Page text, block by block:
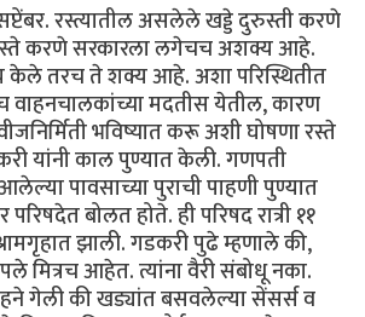
रस्त्यातील असलेले खड्डे दुरुस्ती करणे
रस्ते करणे सरकारला लगेचच अशक्य आहे.
केले तरच ते शक्य आहे. अशा परिस्थितीत
वाहनचालकांच्या मदतीस येतील, कारण
भविष्यात करू अशी घोषणा रस्ते
यांनी काल पुण्यात केली. गणपती
पावसाच्या पुराची पाहणी पुण्यात
बोलत होते. ही परिषद रात्री ११
झाली. गडकरी पुढे म्हणाले की,
मित्रच आहेत. त्यांना वैरी संबोधू नका.
गेली की खड्यांत बसवलेल्या सेंसर्स व